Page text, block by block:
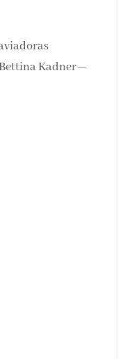
Kadner—